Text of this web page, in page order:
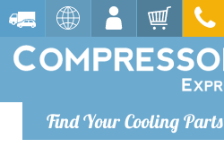
Find Your Cooling Parts